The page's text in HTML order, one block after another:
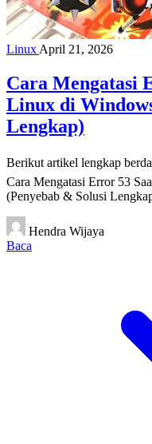
Linux April 21, 2026
Cara Mengatasi
Linux di
Lengkap)
Berikut artikel lengkap
Cara Mengatasi Error 53
(Penyebab & Solusi
Hendra Wijaya
Baca